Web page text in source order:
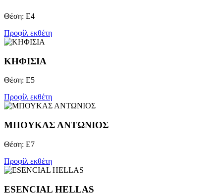
Θέση: Ε4
Προφίλ εκθέτη
ΚΗΦΙΣΙΑ
Θέση: Ε5
Προφίλ εκθέτη
ΜΠΟΥΚΑΣ ΑΝΤΩΝΙΟΣ
Θέση: Ε7
Προφίλ εκθέτη
ESENCIAL HELLAS